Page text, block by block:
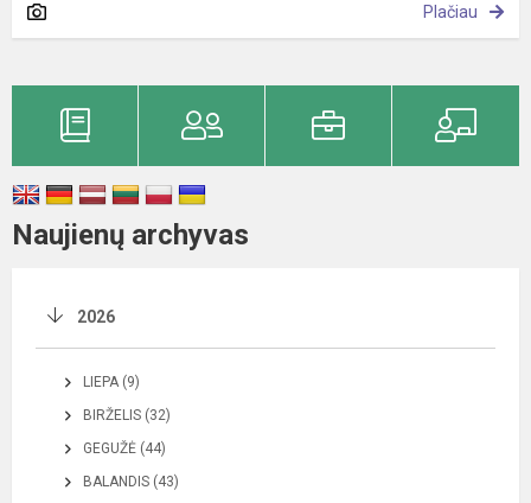
Plačiau
Naujienų archyvas
2026
LIEPA (9)
BIRŽELIS (32)
GEGUŽĖ (44)
BALANDIS (43)